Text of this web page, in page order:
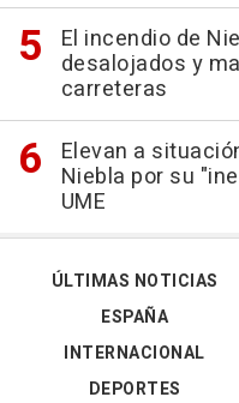
El incendio de
desalojados y
carreteras
Elevan a
Niebla por su
UME
ÚLTIMAS NOTICIAS
ESPAÑA
INTERNACIONAL
DEPORTES